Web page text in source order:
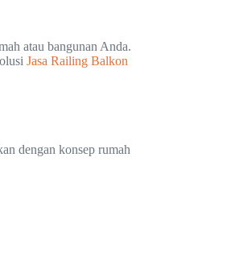
atau bangunan Anda.
Jasa Railing Balkon
dengan konsep rumah